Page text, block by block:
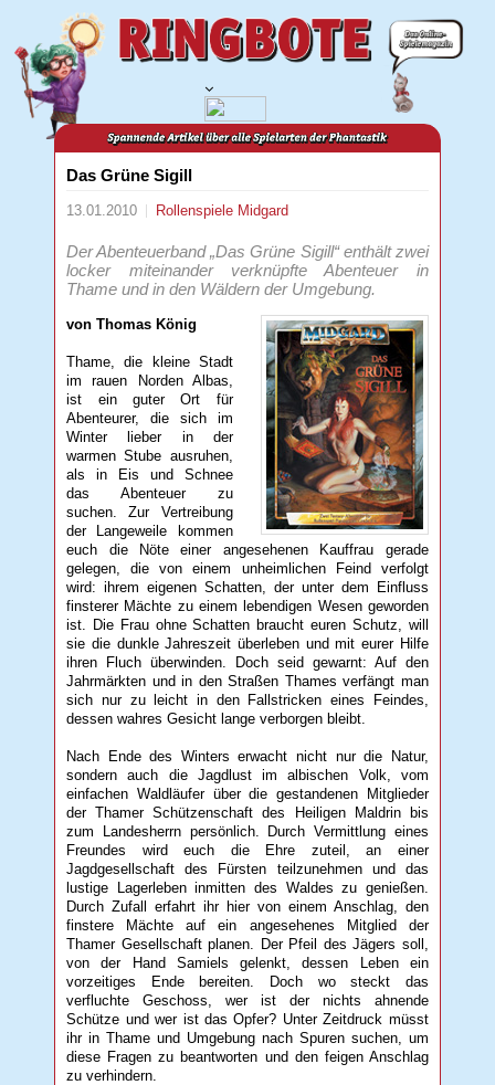
Das Grüne Sigill
13.01.2010 Rollenspiele Midgard
Der Abenteuerband „Das Grüne Sigill“ enthält zwei
locker miteinander verknüpfte Abenteuer in
Thame und in den Wäldern der Umgebung.
von Thomas König
Thame, die kleine Stadt
im rauen Norden Albas,
ist ein guter Ort für
Abenteurer, die sich im
Winter lieber in der
warmen Stube ausruhen,
als in Eis und Schnee
das Abenteuer zu
suchen. Zur Vertreibung
der Langeweile kommen
euch die Nöte einer angesehenen Kauffrau gerade
gelegen, die von einem unheimlichen Feind verfolgt
wird: ihrem eigenen Schatten, der unter dem Einfluss
finsterer Mächte zu einem lebendigen Wesen geworden
ist. Die Frau ohne Schatten braucht euren Schutz, will
sie die dunkle Jahreszeit überleben und mit eurer Hilfe
ihren Fluch überwinden. Doch seid gewarnt: Auf den
Jahrmärkten und in den Straßen Thames verfängt man
sich nur zu leicht in den Fallstricken eines Feindes,
dessen wahres Gesicht lange verborgen bleibt.
Nach Ende des Winters erwacht nicht nur die Natur,
sondern auch die Jagdlust im albischen Volk, vom
einfachen Waldläufer über die gestandenen Mitglieder
der Thamer Schützenschaft des Heiligen Maldrin bis
zum Landesherrn persönlich. Durch Vermittlung eines
Freundes wird euch die Ehre zuteil, an einer
Jagdgesellschaft des Fürsten teilzunehmen und das
lustige Lagerleben inmitten des Waldes zu genießen.
Durch Zufall erfahrt ihr hier von einem Anschlag, den
finstere Mächte auf ein angesehenes Mitglied der
Thamer Gesellschaft planen. Der Pfeil des Jägers soll,
von der Hand Samiels gelenkt, dessen Leben ein
vorzeitiges Ende bereiten. Doch wo steckt das
verfluchte Geschoss, wer ist der nichts ahnende
Schütze und wer ist das Opfer? Unter Zeitdruck müsst
ihr in Thame und Umgebung nach Spuren suchen, um
diese Fragen zu beantworten und den feigen Anschlag
zu verhindern.